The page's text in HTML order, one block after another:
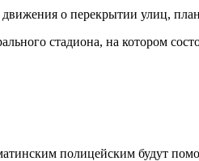
о перекрытии улиц,
стадиона, на котором
полицейским будут